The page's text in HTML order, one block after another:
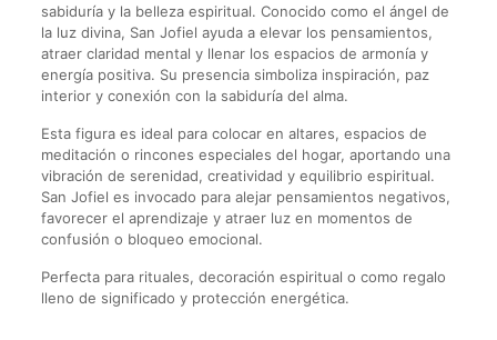
sabiduría y la belleza espiritual. Conocido como el ángel de
la luz divina, San Jofiel ayuda a elevar los pensamientos,
atraer claridad mental y llenar los espacios de armonía y
energía positiva. Su presencia simboliza inspiración, paz
interior y conexión con la sabiduría del alma.
Esta figura es ideal para colocar en altares, espacios de
meditación o rincones especiales del hogar, aportando una
vibración de serenidad, creatividad y equilibrio espiritual.
San Jofiel es invocado para alejar pensamientos negativos,
favorecer el aprendizaje y atraer luz en momentos de
confusión o bloqueo emocional.
Perfecta para rituales, decoración espiritual o como regalo
lleno de significado y protección energética.